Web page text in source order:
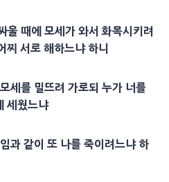
울 때에 모세 가 와서 화목시키려
찌 서로 해하느냐 하니
모세 를 밀뜨려 가로되 누가 너를
세웠느냐
과 같이 또 나를 죽이려느냐 하